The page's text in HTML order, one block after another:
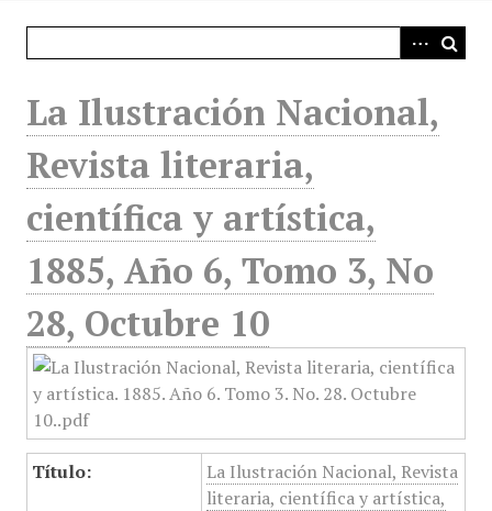
La Ilustración Nacional,
Revista literaria,
científica y artística,
1885, Año 6, Tomo 3, No
28, Octubre 10
Título:
La Ilustración Nacional, Revista
literaria, científica y artística,